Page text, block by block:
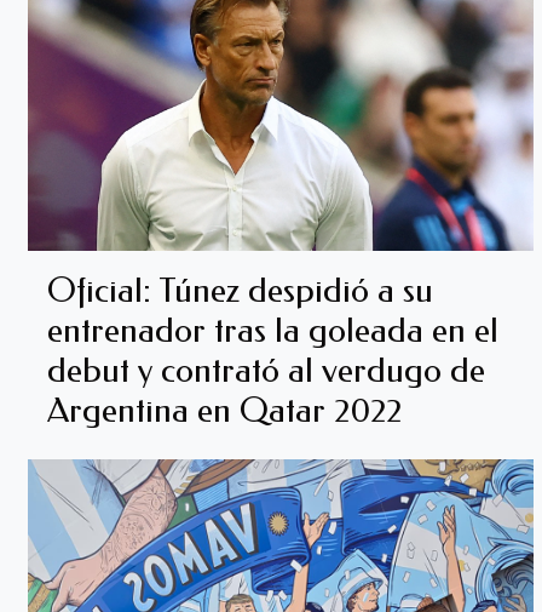
Oficial: Túnez despidió a su
entrenador tras la goleada en el
debut y contrató al verdugo de
Argentina en Qatar 2022